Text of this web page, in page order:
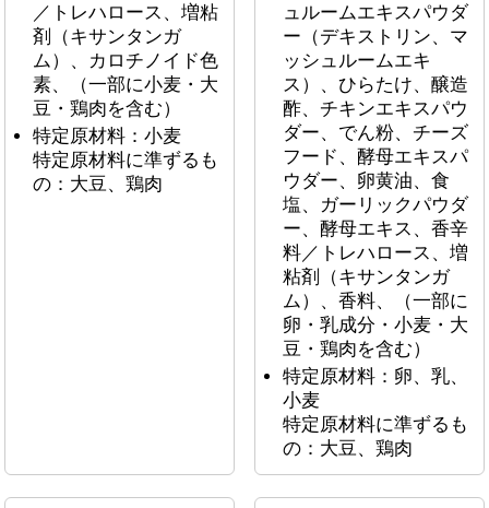
／トレハロース、増粘
剤（キサンタンガ
ム）、カロチノイド色
素、（一部に小麦・大
豆・鶏肉を含む）
特定原材料：小麦
特定原材料に準ずるも
の：大豆、鶏肉
ュルームエキスパウダ
ー（デキストリン、マ
ッシュルームエキ
ス）、ひらたけ、醸造
酢、チキンエキスパウ
ダー、でん粉、チーズ
フード、酵母エキスパ
ウダー、卵黄油、食
塩、ガーリックパウダ
ー、酵母エキス、香辛
料／トレハロース、増
粘剤（キサンタンガ
ム）、香料、（一部に
卵・乳成分・小麦・大
豆・鶏肉を含む）
特定原材料：卵、乳、
小麦
特定原材料に準ずるも
の：大豆、鶏肉